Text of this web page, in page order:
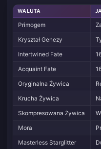
WALUTA
Primogem
Kryształ Genezy
Intertwined Fate
Acquaint Fate
Oryginalna Żywica
Krucha Żywica
Skompresowana Żywica
Mora
Masterless Starglitter